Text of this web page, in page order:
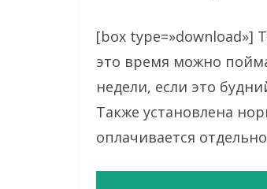
[box type=»download»]
это время можно
недели, если это
Также установлена
оплачивается